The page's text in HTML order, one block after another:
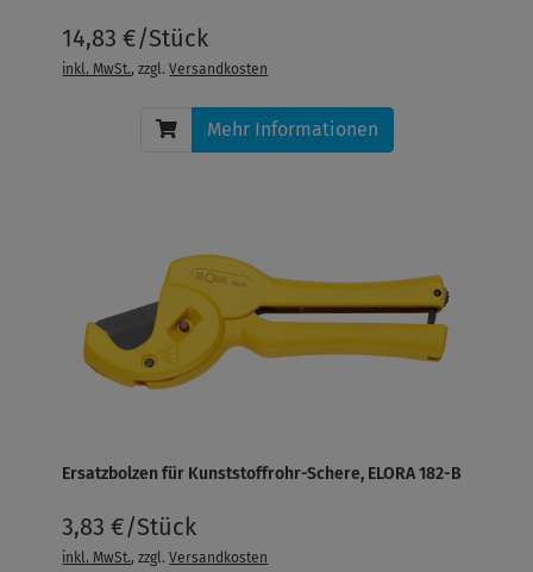
14,83 €/Stück
inkl. MwSt., zzgl.Versandkosten
Mehr Informationen
Ersatzbolzen für Kunststoffrohr-Schere, ELORA 182-B
3,83 €/Stück
inkl. MwSt., zzgl.Versandkosten